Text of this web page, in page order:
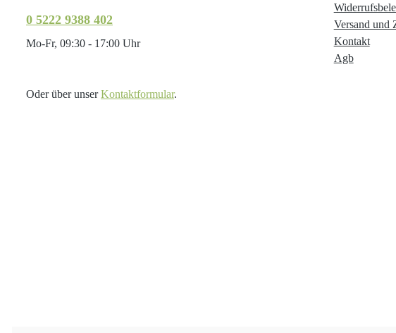
0 5222 9388 402
Mo-Fr, 09:30 - 17:00 Uhr
Oder über unserKontaktformular.
Versand und
Kontakt
Agb